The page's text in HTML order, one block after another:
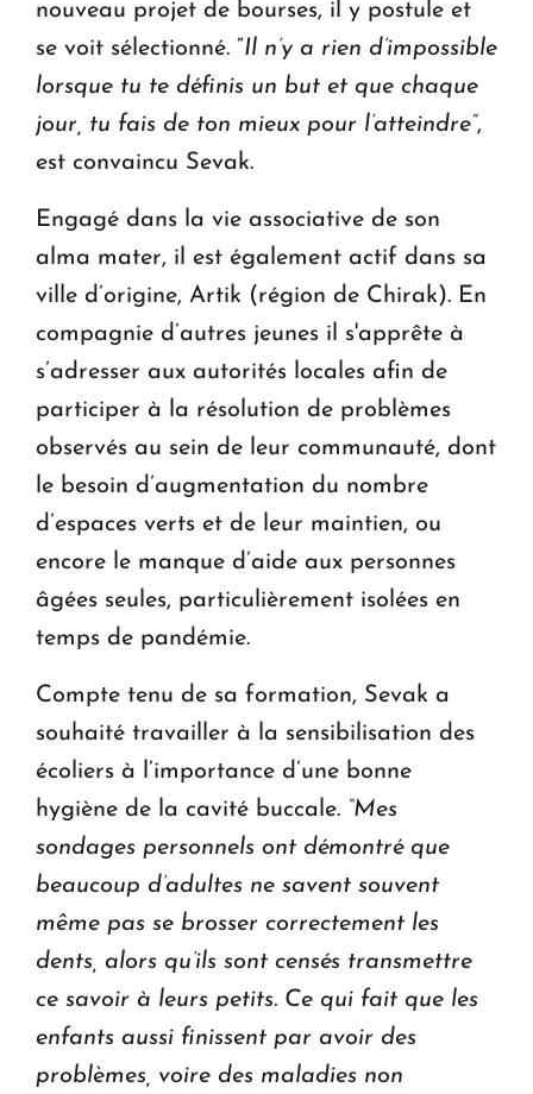
nouveau projet de bourses, il y postule et
se voit sélectionné. “Il n’y a rien d’impossible
lorsque tu te définis un but et que chaque
jour, tu fais de ton mieux pour l’atteindre”,
est convaincu Sevak.
Engagé dans la vie associative de son
alma mater, il est également actif dans sa
ville d’origine, Artik (région de Chirak). En
compagnie d’autres jeunes il s'apprête à
s’adresser aux autorités locales afin de
participer à la résolution de problèmes
observés au sein de leur communauté, dont
le besoin d’augmentation du nombre
d’espaces verts et de leur maintien, ou
encore le manque d’aide aux personnes
âgées seules, particulièrement isolées en
temps de pandémie.
Compte tenu de sa formation, Sevak a
souhaité travailler à la sensibilisation des
écoliers à l’importance d’une bonne
hygiène de la cavité buccale. “Mes
sondages personnels ont démontré que
beaucoup d’adultes ne savent souvent
même pas se brosser correctement les
dents, alors qu’ils sont censés transmettre
ce savoir à leurs petits. Ce qui fait que les
enfants aussi finissent par avoir des
problèmes, voire des maladies non